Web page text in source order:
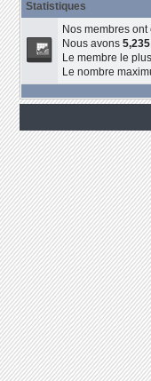
Statistiques
Nos membres
Nous avons 5,235
Le membre le
Le nombre